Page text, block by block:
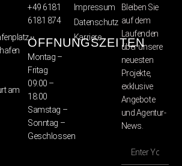
am
+49 6181
6181 874
ÖFFNUNGSZEITEN
Montag –
Fritag
09:00 –
18:00
Samstag –
Sonntag –
Geschlossen
Impressum
Datenschutz
Karriere
Bleiben Sie
auf dem
Laufenden
über unsere
neuesten
Projekte,
exklusive
Angebote
und Agentur-
News.